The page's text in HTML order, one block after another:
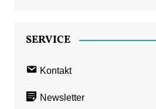
SERVICE
Kontakt
Newsletter